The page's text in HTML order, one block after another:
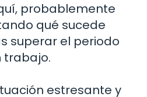
probablemente
qué sucede
superar el periodo
trabajo.
estresante y